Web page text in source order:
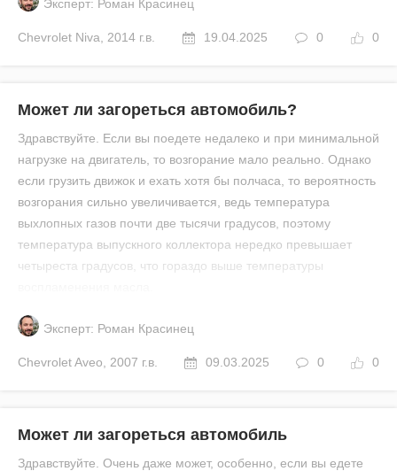
Эксперт: Роман Красинец
Chevrolet Niva 2014 г.в. 19.04.2025 0 0
Может ли загореться автомобиль?
Здравствуйте. Если вы поедете недалеко и при минимальной
нагрузке на двигатель, то возгорание мало реально. Однако
если грузить движок и ехать хотя бы полчаса, то вероятность
возгорания сильно увеличивается, ведь температура
выхлопных газов почти две тысячи градусов, поэтому
температура выпускного коллектора нередко превышает
четыреста градусов, что гораздо выше температуры
Эксперт: Роман Красинец
ChevroletAveo 2007 г.в. 09.03.2025 0 0
Может ли загореться автомобиль
Здравствуйте. Очень даже может, особенно, если вы едете